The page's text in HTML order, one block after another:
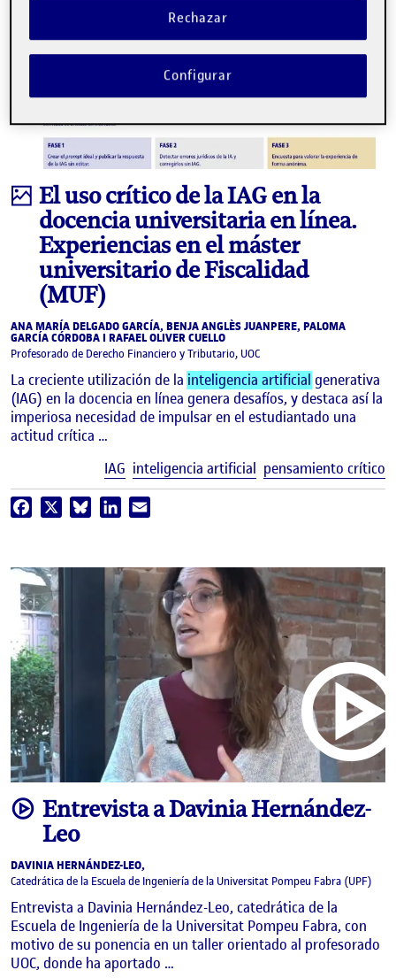
Infografía
El uso crítico de la IAG en la
docencia universitaria en línea.
Experiencias en el máster
universitario de Fiscalidad
(MUF)
ANA MARÍA DELGADO GARCÍA, BENJA ANGLÈS JUANPERE, PALOMA
GARCÍA CÓRDOBA I RAFAEL OLIVER CUELLO
Profesorado de Derecho Financiero y Tributario, UOC
La creciente utilización de la inteligencia artificial generativa
(IAG) en la docencia en línea genera desafíos, y destaca así la
imperiosa necesidad de impulsar en el estudiantado una
actitud crítica …
IAG inteligencia artificial pensamiento crítico
Facebook BlueskyLinkedIn
videoEntrevista a Davinia Hernández-
Leo
DAVINIA HERNÁNDEZ-LEO,
Catedrática de la Escuela de Ingeniería de la Universitat Pompeu Fabra (UPF)
Entrevista a Davinia Hernández-Leo, catedrática de la
Escuela de Ingeniería de la Universitat Pompeu Fabra, con
motivo de su ponencia en un taller orientado al profesorado
UOC, donde ha aportado …
Rechazar
Configurar